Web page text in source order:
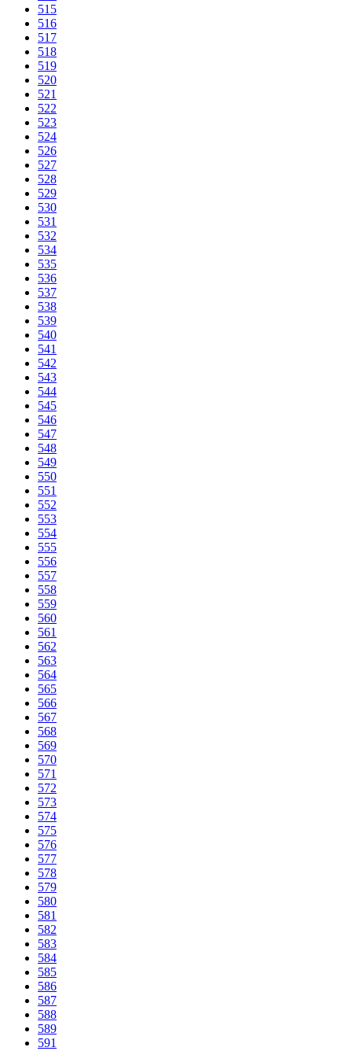
515
516
517
518
519
520
521
522
523
524
526
527
528
529
530
531
532
534
535
536
537
538
539
540
541
542
543
544
545
546
547
548
549
550
551
552
553
554
555
556
557
558
559
560
561
562
563
564
565
566
567
568
569
570
571
572
573
574
575
576
577
578
579
580
581
582
583
584
585
586
587
588
589
591